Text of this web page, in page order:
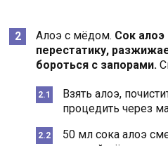
Алоэ с мёдом. Сок алоэ
перестатику,
бороться с запорами.
Взять алоэ,
процедить через
50 мл сока алоэ